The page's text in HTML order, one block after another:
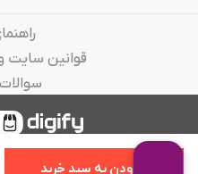
افزودن به سبد خرید
قوانین سایت